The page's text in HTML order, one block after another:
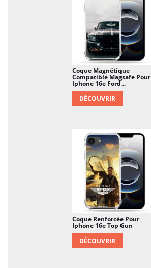
Coque Magnétique
Compatible Magsafe Pour
Iphone 16e Ford...
DÉCOUVRIR
Coque Renforcée Pour
Iphone 16e Top Gun
DÉCOUVRIR